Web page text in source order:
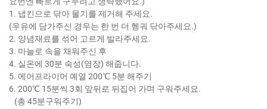
1. 냅킨으로 닦아 물기를 제거해 주세요.
(우유에 담가주신 경우는 한 번 더 헹궈 닦아주세요.)
2. 양념재료를 섞어 고르게 발라주세요.
3. 마늘로 속을 채워주신 후
4. 실온에 30분 숙성(염장) 해줍니다.
5. 에어프라이어 예열 200℃ 5분 해주기
6. 200℃ 15분씩 3회 앞뒤로 뒤집어 가며 구워주세요.
(총 45분구워주기)